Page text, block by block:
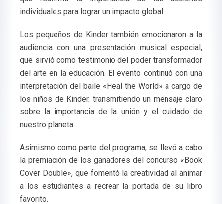
individuales para lograr un impacto global.
Los pequeños de Kinder también emocionaron a la
audiencia con una presentación musical especial,
que sirvió como testimonio del poder transformador
del arte en la educación. El evento continuó con una
interpretación del baile «Heal the World» a cargo de
los niños de Kinder, transmitiendo un mensaje claro
sobre la importancia de la unión y el cuidado de
nuestro planeta.
Asimismo como parte del programa, se llevó a cabo
la premiación de los ganadores del concurso «Book
Cover Double», que fomentó la creatividad al animar
a los estudiantes a recrear la portada de su libro
favorito.